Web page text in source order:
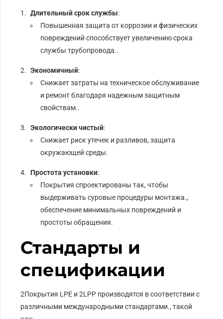
Длительный срок службы:
Повышенная защита от коррозии и физических
повреждений способствует увеличению срока
службы трубопровода..
Экономичный:
Снижает затраты на техническое обслуживание
и ремонт благодаря надежным защитным
свойствам..
Экологически чистый:
Снижает риск утечек и разливов, защита
окружающей среды.
Простота установки:
Покрытия спроектированы так, чтобы
выдерживать суровые процедуры монтажа.,
обеспечение минимальных повреждений и
простоты обращения.
Стандарты и
спецификации
2Покрытия LPE и 2LPP производятся в соответствии с
различными международными стандартами., такой